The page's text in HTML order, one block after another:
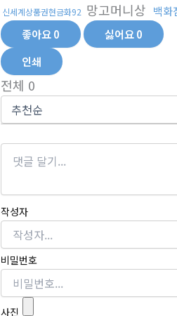
신세계상품권현금화92 망고머니상 백화
좋아요0 싫어요0
인쇄
전체 0
작성자
비밀번호
사진